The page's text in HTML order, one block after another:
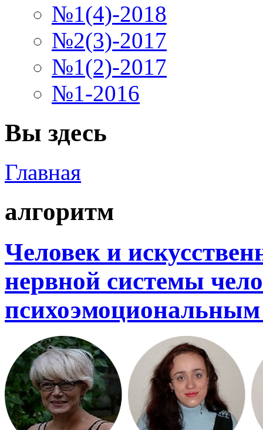
№1(4)-2018
№2(3)-2017
№1(2)-2017
№1-2016
Вы здесь
Главная
алгоритм
Человек и
нервной системы
психоэмоциональным